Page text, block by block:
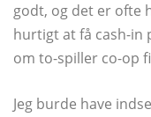
godt, og det er ofte
hurtigt at få cash-in
om to-spiller co-op
Jeg burde have